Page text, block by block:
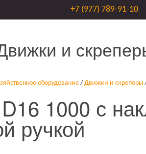
+7 (977) 789-91-10
и
оборудование / Движки и скреперы
1000 с
ручкой